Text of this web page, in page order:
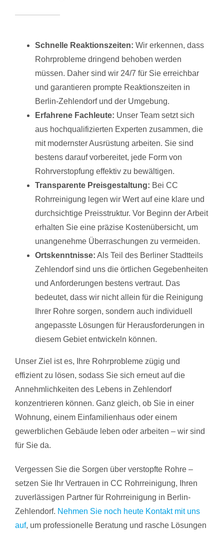
Schnelle Reaktionszeiten: Wir erkennen, dass
Rohrprobleme dringend behoben werden
müssen. Daher sind wir 24/7 für Sie erreichbar
und garantieren prompte Reaktionszeiten in
Berlin-Zehlendorf und der Umgebung.
Erfahrene Fachleute: Unser Team setzt sich
aus hochqualifizierten Experten zusammen, die
mit modernster Ausrüstung arbeiten. Sie sind
bestens darauf vorbereitet, jede Form von
Rohrverstopfung effektiv zu bewältigen.
Transparente Preisgestaltung: Bei CC
Rohrreinigung legen wir Wert auf eine klare und
durchsichtige Preisstruktur. Vor Beginn der Arbeit
erhalten Sie eine präzise Kostenübersicht, um
unangenehme Überraschungen zu vermeiden.
Ortskenntnisse: Als Teil des Berliner Stadtteils
Zehlendorf sind uns die örtlichen Gegebenheiten
und Anforderungen bestens vertraut. Das
bedeutet, dass wir nicht allein für die Reinigung
Ihrer Rohre sorgen, sondern auch individuell
angepasste Lösungen für Herausforderungen in
diesem Gebiet entwickeln können.
Unser Ziel ist es, Ihre Rohrprobleme zügig und
effizient zu lösen, sodass Sie sich erneut auf die
Annehmlichkeiten des Lebens in Zehlendorf
konzentrieren können. Ganz gleich, ob Sie in einer
Wohnung, einem Einfamilienhaus oder einem
gewerblichen Gebäude leben oder arbeiten – wir sind
für Sie da.
Vergessen Sie die Sorgen über verstopfte Rohre –
setzen Sie Ihr Vertrauen in CC Rohrreinigung, Ihren
zuverlässigen Partner für Rohrreinigung in Berlin-
Zehlendorf. Nehmen Sie noch heute Kontakt mit uns
auf, um professionelle Beratung und rasche Lösungen